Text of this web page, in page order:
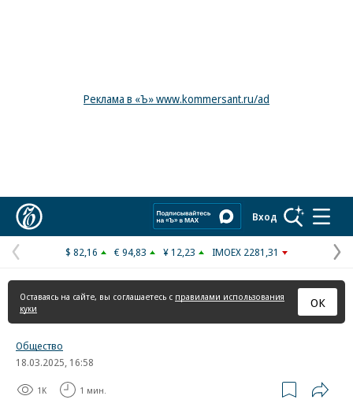
Реклама в «Ъ» www.kommersant.ru/ad
Вход
Предыдущая
страница
$ 82,16 € 94,83 ¥ 12,23 IMOEX 2281,31
Оставаясь на сайте, вы соглашаетесь с правилами использования
куки
ОК
Общество
18.03.2025, 16:58
1K 1 мин.